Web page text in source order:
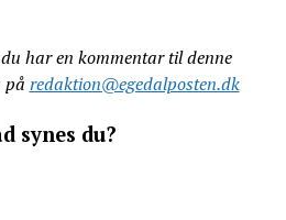
har en kommentar til denne
på redaktion@egedalposten.dk
synes du?